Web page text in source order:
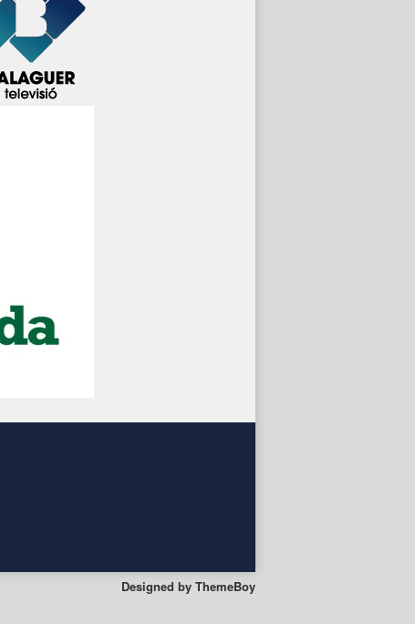
Designed by ThemeBoy